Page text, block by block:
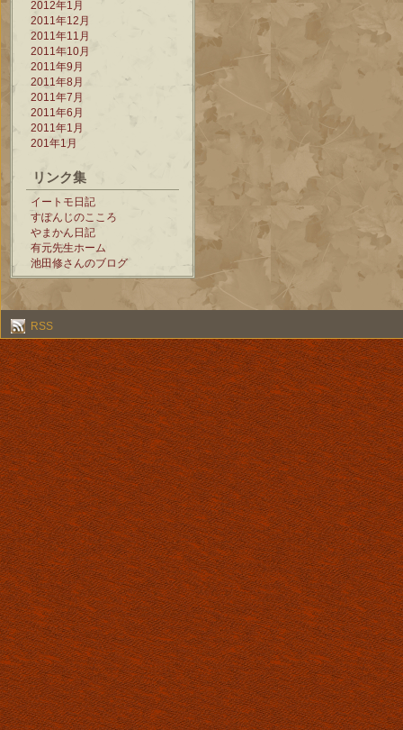
2012年1月
2011年12月
2011年11月
2011年10月
2011年9月
2011年8月
2011年7月
2011年6月
2011年1月
201年1月
リンク集
イートモ日記
すぽんじのこころ
やまかん日記
有元先生ホーム
池田修さんのブログ
RSS